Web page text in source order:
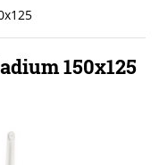
150х125